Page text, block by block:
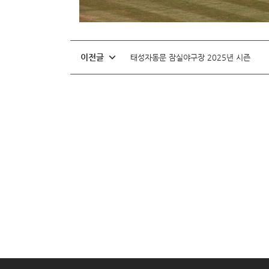
이전글 태성자동문 잠실야구장 2025년 시즌